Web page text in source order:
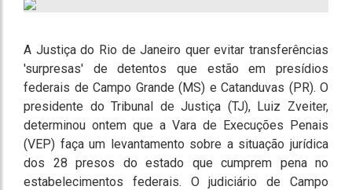
A Justiça do Rio de Janeiro quer evitar transferências
'surpresas' de detentos que estão em presídios
federais de Campo Grande (MS) e Catanduvas (PR). O
presidente do Tribunal de Justiça (TJ), Luiz Zveiter,
determinou ontem que a Vara de Execuções Penais
(VEP) faça um levantamento sobre a situação jurídica
dos 28 presos do estado que cumprem pena no
estabelecimentos federais. O judiciário de Campo